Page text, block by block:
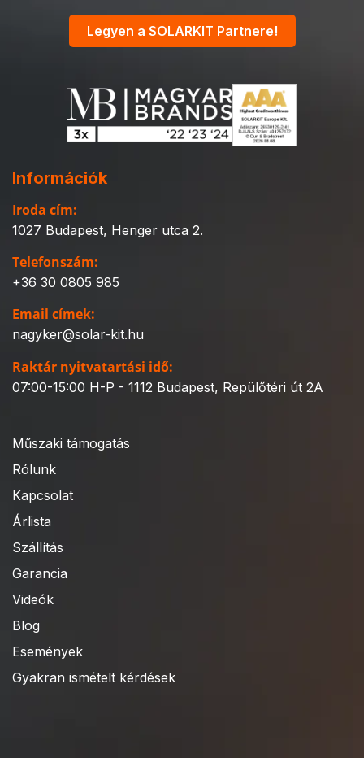
Legyen a SOLARKIT Partnere!
Információk
Iroda cím:
1027 Budapest, Henger utca 2.
Telefonszám:
+36 30 0805 985
Email címek:
nagyker@solar-kit.hu
Raktár nyitvatartási idő:
07:00-15:00 H-P - 1112 Budapest, Repülőtéri út 2A
Műszaki támogatás
Rólunk
Kapcsolat
Árlista
Szállítás
Garancia
Videók
Blog
Események
Gyakran ismételt kérdések